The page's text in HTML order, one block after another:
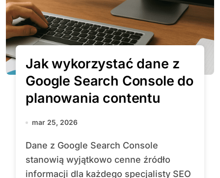
Jak wykorzystać dane z
Google Search Console do
planowania contentu
mar 25, 2026
Dane z Google Search Console
stanowią wyjątkowo cenne źródło
informacji dla każdego specjalisty SEO